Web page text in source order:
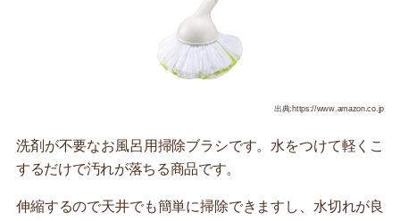
出典:https://www.amazon.co.jp
洗剤が不要なお風呂用掃除ブラシです。水をつけて軽くこ
するだけで汚れが落ちる商品です。
伸縮するので天井でも簡単に掃除できますし、水切れが良